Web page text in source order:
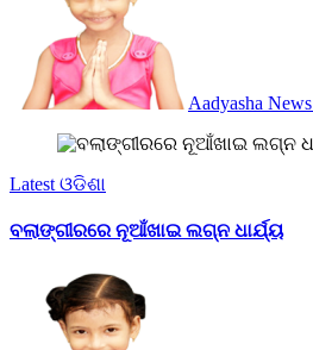
Aadyasha News
Latest ଓଡିଶା
ବଲାଙ୍ଗୀରରେ ନୂଆଁଖାଇ ଲଗ୍ନ ଧାର୍ଯ୍ୟ